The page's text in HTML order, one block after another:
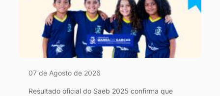
07 de Agosto de 2026
Resultado oficial do Saeb 2025 confirma que